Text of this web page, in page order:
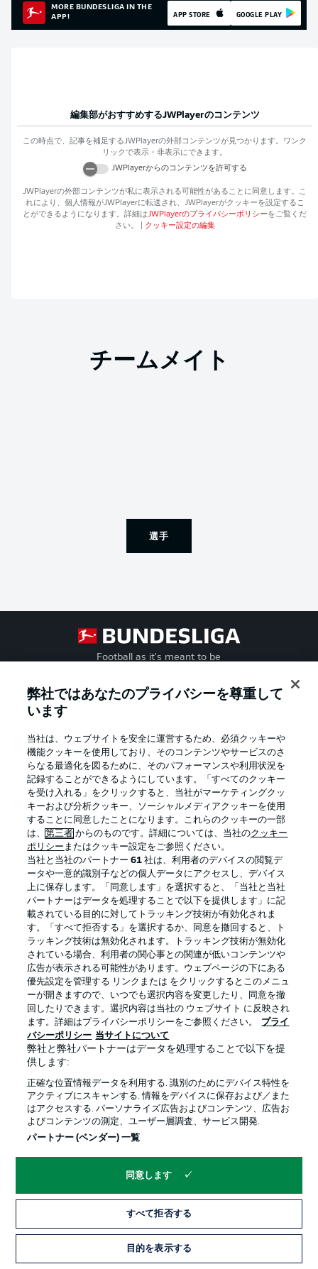
MORE BUNDESLIGA IN THE
APP!
APP STORE GOOGLE PLAY
編集部がおすすめするJWPlayerのコンテンツ
この時点で、記事を補足するJWPlayerの外部コンテンツが見つかります。ワンク
リックで表示・非表示にできます。
JWPlayerからのコンテンツを許可する
JWPlayerの外部コンテンツが私に表示される可能性があることに同意します。こ
れにより、個人情報がJWPlayerに転送され、 JWPlayerがクッキーを設定するこ
とができるようになります。詳細はJWPlayerのプライバシーポリシーをご覧くだ
さい。
クッキー設定の編集
チームメイト
選手
Football as it's meant to be
Official Partners
プライバシー・ポリシー 優先設定を管理する
利用条件 放送局
求人 選手
当サイトについて
© 2026 Bundesliga-Gruppe GmbH
言語をお選びください
Display Mode
弊社ではあなたのプライバシーを尊重して
います
当社は、ウェブサイトを安全に運営するため、必須クッキーや
機能クッキーを使用しており、そのコンテンツやサービスのさ
らなる最適化を図るために、そのパフォーマンスや利用状況を
記録することができるようにしています。「すべてのクッキー
を受け入れる」をクリックすると、当社がマーケティングクッ
キーおよび分析クッキー、ソーシャルメディアクッキーを使用
することに同意したことになります。これらのクッキーの一部
は、第三者 からのものです。詳細については、当社のクッキー
ポリシー またはクッキー設定をご参照ください。
当社と当社のパートナー61 社は、利用者のデバイスの閲覧デ
ータや一意的識別子などの個人データにアクセスし、デバイス
上に保存します。「同意します」を選択すると、「当社と当社
パートナーはデータを処理することで以下を提供します」に記
載されている目的に対してトラッキング技術が有効化されま
す。「すべて拒否する」を選択するか、同意を撤回すると、ト
ラッキング技術は無効化されます。トラッキング技術が無効化
されている場合、利用者の関心事との関連が低いコンテンツや
広告が表示される可能性があります。ウェブページの下にある
優先設定を管理する リンクまたは をクリックするとこのメニュ
ーが開きますので、いつでも選択内容を変更したり、同意を撤
回したりできます。選択内容は当社の ウェブサイト に反映され
ます。詳細はプライバシーポリシーをご参照ください。
プライ
バシーポリシー 当サイトについて
弊社と弊社パートナーはデータを処理することで以下を提
供します:
正確な位置情報データを利用する. 識別のためにデバイス特性を
アクティブにスキャンする. 情報をデバイスに保存および／また
はアクセスする. パーソナライズ広告およびコンテンツ、広告お
よびコンテンツの測定、ユーザー層調査、サービス開発.
パートナー (ベンダー) 一覧
同意します
すべて拒否する
目的を表示する